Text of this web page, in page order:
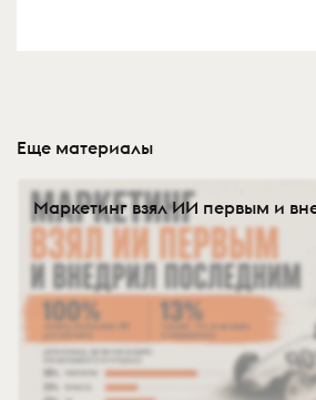
Еще материалы
Маркетинг взял ИИ первым и